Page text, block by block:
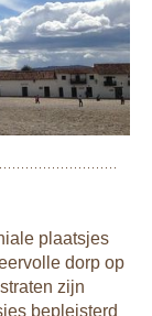
plaatsjes
dorp op
zijn
bepleisterd